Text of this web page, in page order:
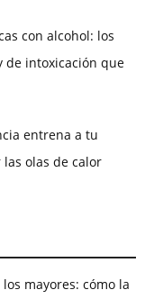
con alcohol: los
de intoxicación que
entrena a tu
olas de calor
mayores: cómo la